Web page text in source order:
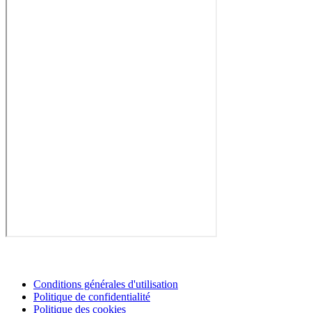
Conditions générales d'utilisation
Politique de confidentialité
Politique des cookies